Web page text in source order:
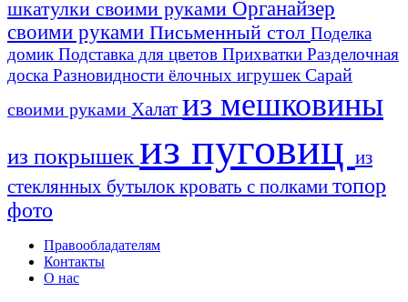
шкатулки своими руками Органайзер
своими руками Письменный стол Поделка
домик Подставка для цветов Прихватки Разделочная
доска Разновидности ёлочных игрушек Сарай
своими руками Халат из мешковины
из покрышек из пуговиц из
стеклянных бутылоккровать с полками топор
фото
Правообладателям
Контакты
О нас